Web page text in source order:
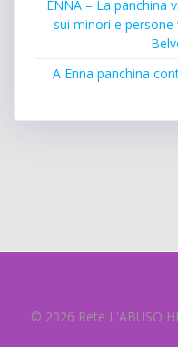
ENNA – La panchina
sui minori e persone
A Enna panchina
© 2026 Rete L'ABUSO